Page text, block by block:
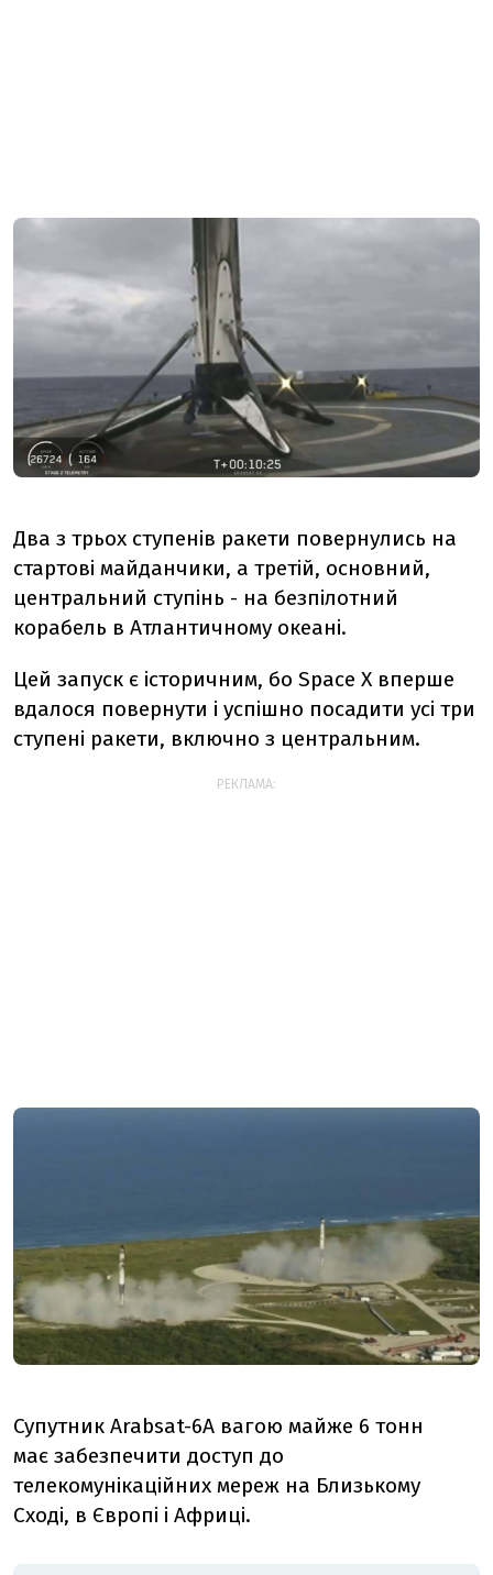
Два з трьох ступенів ракети повернулись на
стартові майданчики, а третій, основний,
центральний ступінь - на безпілотний
корабель в Атлантичному океані.
Цей запуск є історичним, бо Space X вперше
вдалося повернути і успішно посадити усі три
ступені ракети, включно з центральним.
РЕКЛАМА:
Супутник Arabsat-6A вагою майже 6 тонн
має забезпечити доступ до
телекомунікаційних мереж на Близькому
Сході, в Європі і Африці.